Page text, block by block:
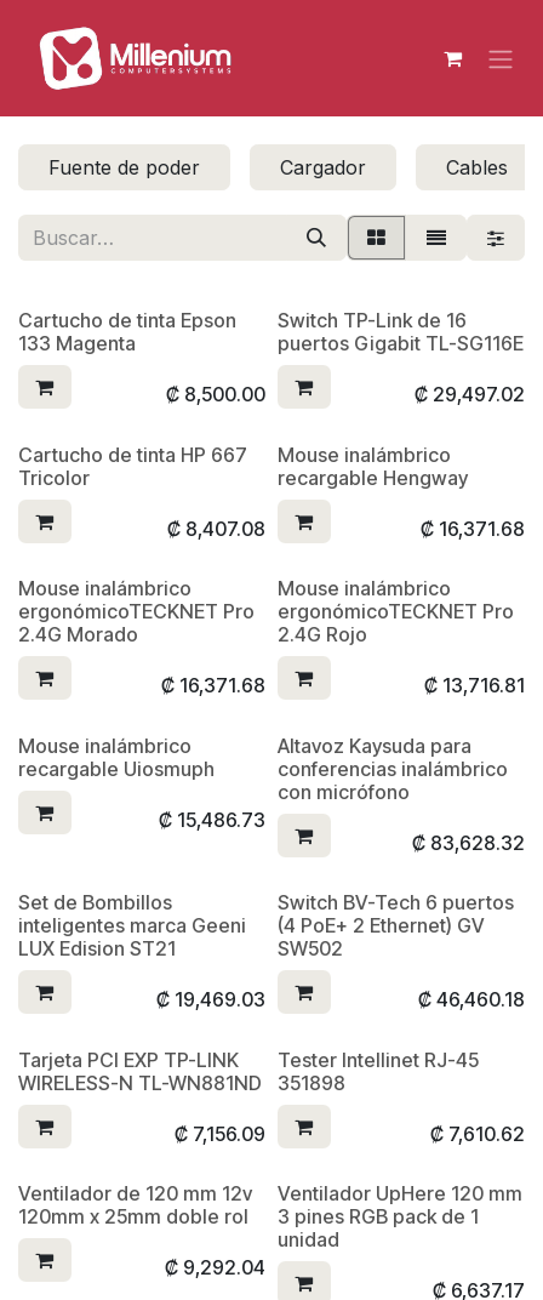
Fuente de poder Cargador Cables
Cartucho de tinta Epson
133 Magenta
₡ 8,500.00
Switch TP-Link de 16
puertos Gigabit TL-SG116E
₡ 29,497.02
Cartucho de tinta HP 667
Tricolor
₡ 8,407.08
Mouse inalámbrico
recargable Hengway
₡ 16,371.68
Mouse inalámbrico
ergonómicoTECKNET Pro
2.4G Morado
₡ 16,371.68
Mouse inalámbrico
ergonómicoTECKNET Pro
2.4G Rojo
₡ 13,716.81
Mouse inalámbrico
recargable Uiosmuph
₡ 15,486.73
Altavoz Kaysuda para
conferencias inalámbrico
con micrófono
₡ 83,628.32
Set de Bombillos
inteligentes marca Geeni
LUX Edision ST21
₡ 19,469.03
Switch BV-Tech 6 puertos
(4 PoE+ 2 Ethernet) GV
SW502
₡ 46,460.18
Tarjeta PCI EXP TP-LINK
WIRELESS-N TL-WN881ND
₡ 7,156.09
Tester Intellinet RJ-45
351898
₡ 7,610.62
Ventilador de 120 mm 12v
120mm x 25mm doble rol
₡ 9,292.04
Ventilador UpHere 120 mm
3 pines RGB pack de 1
unidad
₡ 6,637.17